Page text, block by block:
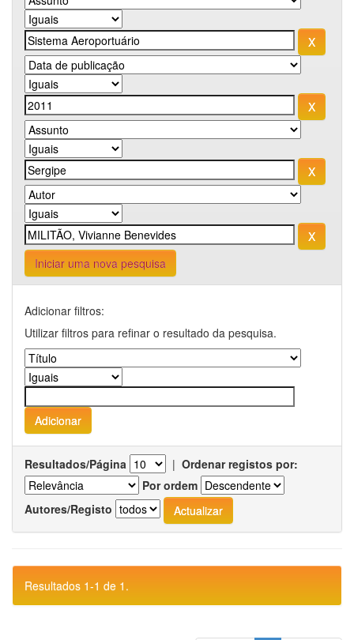
Iniciar uma nova pesquisa
Adicionar filtros:
Utilizar filtros para refinar o resultado da pesquisa.
Resultados/Página | Ordenar registos por:
Por ordem
Autores/Registo
Resultados 1-1 de 1.